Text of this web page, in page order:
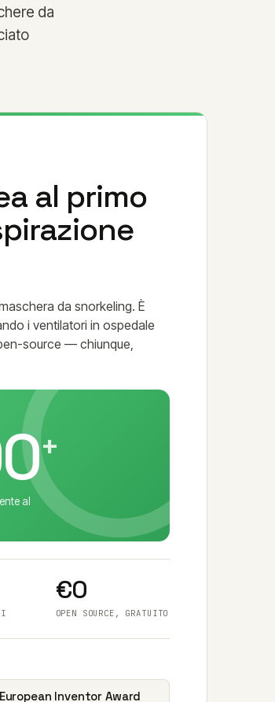
da
al primo
da snorkeling. È
i ventilatori in ospedale
source — chiunque,
+
al
€0
OPEN SOURCE, GRATUITO
European Inventor Award